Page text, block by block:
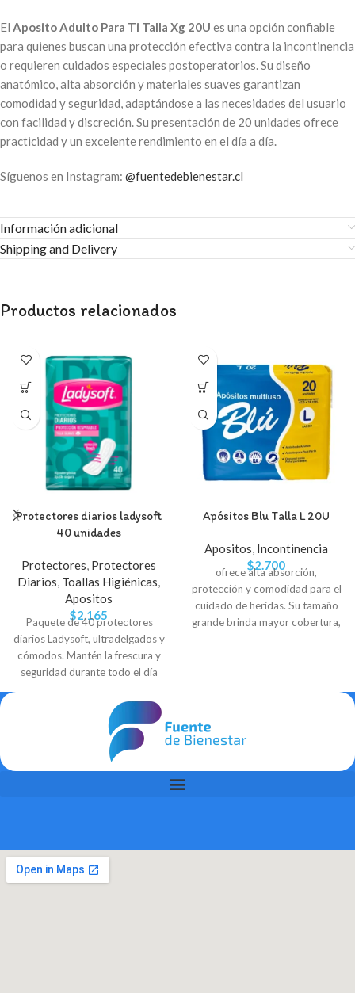
El Aposito Adulto Para Ti Talla Xg 20U es una opción confiable
para quienes buscan una protección efectiva contra la incontinencia
o requieren cuidados especiales postoperatorios. Su diseño
anatómico, alta absorción y materiales suaves garantizan
comodidad y seguridad, adaptándose a las necesidades del usuario
con facilidad y discreción. Su presentación de 20 unidades ofrece
practicidad y un excelente rendimiento en el día a día.
Síguenos en Instagram: @fuentedebienestar.cl
Información adicional
Shipping and Delivery
Productos relacionados
Protectores diarios ladysoft
40 unidades
Protectores Protectores
Diarios Toallas Higiénicas
Apositos
$2.165
Paquete de 40 protectores
diarios Ladysoft, ultradelgados y
cómodos. Mantén la frescura y
seguridad durante todo el día
Apósitos Blu Talla L 20U
Apositos Incontinencia
$2.700
ofrece alta absorción,
protección y comodidad para el
cuidado de heridas. Su tamaño
grande brinda mayor cobertura,
hospitalario o en el hogar. Su
presentación de 20 unidades
y eficiente.